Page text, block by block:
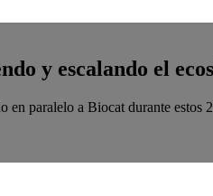
y escalando el
en paralelo a Biocat durante